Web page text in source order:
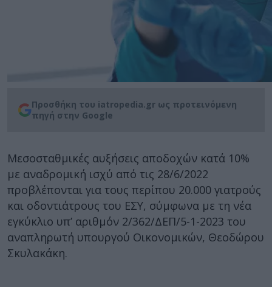
Προσθήκη του iatropedia.gr ως προτεινόμενη
πηγή στην Google
Μεσοσταθμικές αυξήσεις αποδοχών κατά 10%
με αναδρομική ισχύ από τις 28/6/2022
προβλέπονται για τους περίπου 20.000 γιατρούς
και οδοντιάτρους του ΕΣΥ, σύμφωνα με τη νέα
εγκύκλιο υπ’ αριθμόν 2/362/ΔΕΠ/5-1-2023 του
αναπληρωτή υπουργού Οικονομικών, Θεοδώρου
Σκυλακάκη.